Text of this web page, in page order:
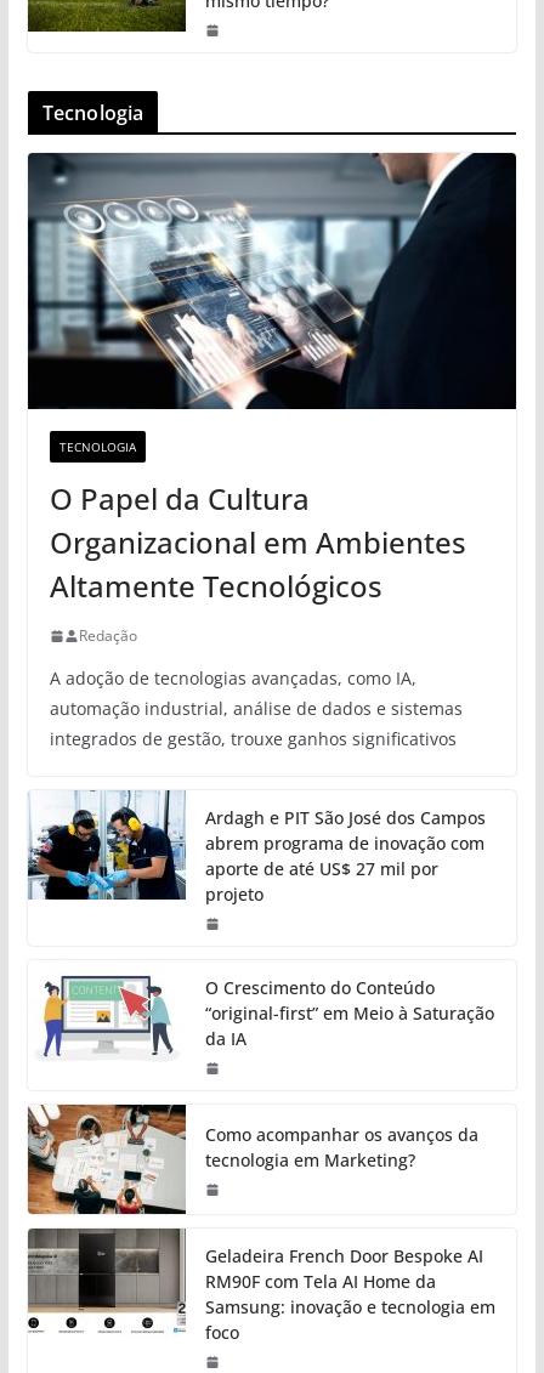
Tecnologia
TECNOLOGIA
O Papel da Cultura
Organizacional em Ambientes
Altamente Tecnológicos
Redação
A adoção de tecnologias avançadas, como IA,
automação industrial, análise de dados e sistemas
integrados de gestão, trouxe ganhos significativos
Ardagh e PIT São José dos Campos
abrem programa de inovação com
aporte de até US$ 27 mil por
projeto
O Crescimento do Conteúdo
“original-first” em Meio à Saturação
da IA
Como acompanhar os avanços da
tecnologia em Marketing?
Geladeira French Door Bespoke AI
RM90F com Tela AI Home da
Samsung: inovação e tecnologia em
foco